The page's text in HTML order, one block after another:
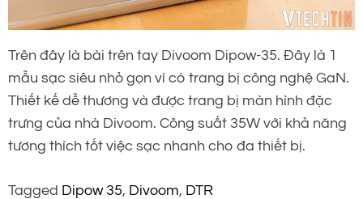
Trên đây là bài trên tay Divoom Dipow-35. Đây là 1
mẫu sạc siêu nhỏ gọn vì có trang bị công nghệ GaN.
Thiết kế dễ thương và được trang bị màn hình đặc
trưng của nhà Divoom. Công suất 35W với khả năng
tương thích tốt việc sạc nhanh cho đa thiết bị.
Tagged Dipow 35, Divoom, DTR